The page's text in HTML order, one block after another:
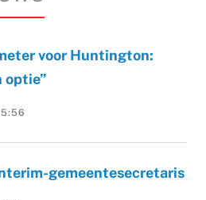
voor Huntington:
optie”
gemeentesecretaris